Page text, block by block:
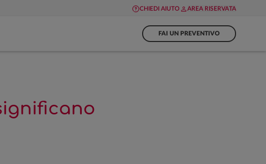
CHIEDI AIUTO AREA RISERVATA
FAI UN PREVENTIVO